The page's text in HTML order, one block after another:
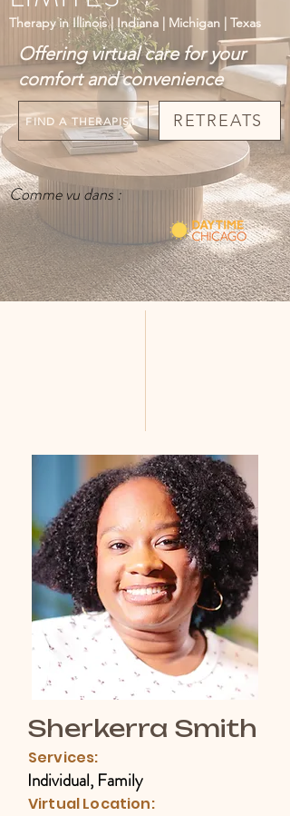
Therapy in Illinois | Indiana | Michigan | Texas
Offering virtual care for your
comfort and convenience
FIND A THERAPIST RETREATS
Comme vu dans :
Sherkerra Smith
Services:
Individual, Family
Virtual Location: